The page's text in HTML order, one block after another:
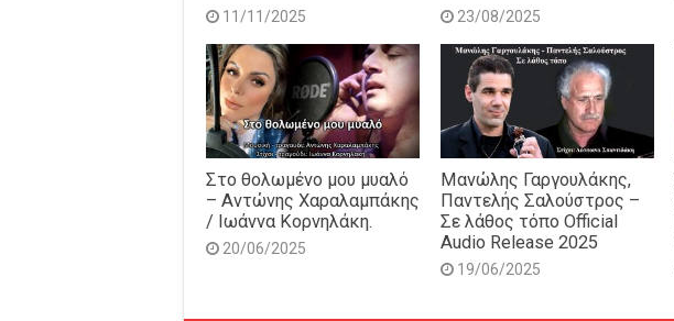
11/11/2025 23/08/2025
Στο θολωμένο μου μυαλό
– Αντώνης Χαραλαμπάκης
/ Ιωάννα Κορνηλάκη.
20/06/2025
Μανώλης Γαργουλάκης,
Παντελής Σαλούστρος –
Σε λάθος τόπο Official
Audio Release 2025
19/06/2025